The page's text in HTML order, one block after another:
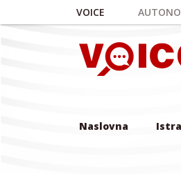
Skip to main content
VOICE
Naslovna